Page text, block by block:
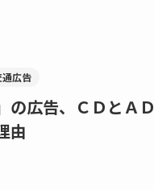
広告
の広告、ＣＤとＡＤ
由